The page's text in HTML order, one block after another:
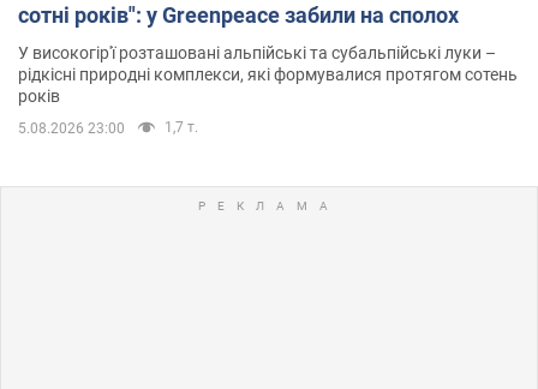
сотні років": у Greenpeace забили на сполох
У високогір'ї розташовані альпійські та субальпійські луки –
рідкісні природні комплекси, які формувалися протягом сотень
років
5.08.2026 23:00 1,7 т.